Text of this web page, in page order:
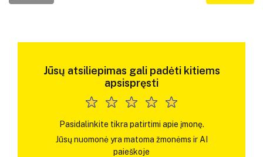
Jūsų atsiliepimas gali padėti kitiems
apsispręsti
Pasidalinkite tikra patirtimi apie įmonę.
Jūsų nuomonė yra matoma žmonėms ir AI
paieškoje